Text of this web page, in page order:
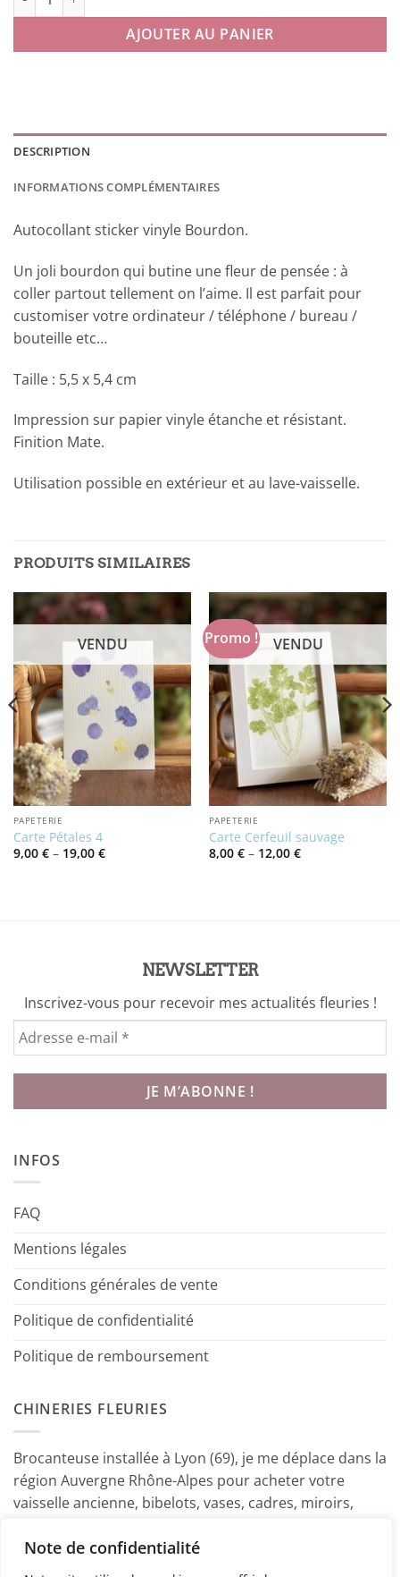
Note de confidentialité
AJOUTER AU PANIER
DESCRIPTION
INFORMATIONS COMPLÉMENTAIRES
Autocollant sticker vinyle Bourdon.
Un joli bourdon qui butine une fleur de pensée : à
coller partout tellement on l’aime. Il est parfait pour
customiser votre ordinateur / téléphone / bureau /
bouteille etc…
Taille : 5,5 x 5,4 cm
Impression sur papier vinyle étanche et résistant.
Finition Mate.
Utilisation possible en extérieur et au lave-vaisselle.
PRODUITS SIMILAIRES
VENDU
PAPETERIE
Carte Pétales 4
9,00 € – 19,00 €Price
range:
Promo ! VENDU
PAPETERIE
Carte Cerfeuil sauvage
8,00 € – 12,00 €Price
range:
NEWSLETTER
Inscrivez-vous pour recevoir mes actualités fleuries !
INFOS
FAQ
Mentions légales
Conditions générales de vente
Politique de confidentialité
Politique de remboursement
CHINERIES FLEURIES
Brocanteuse installée à Lyon (69), je me déplace dans la
région Auvergne Rhône-Alpes pour acheter votre
vaisselle ancienne, bibelots, vases, cadres, miroirs,
Marine